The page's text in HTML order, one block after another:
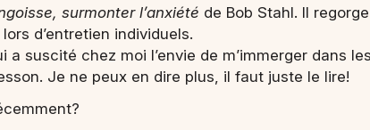
surmonter l’anxiété de Bob Stahl. Il
d’entretien individuels.
suscité chez moi l’envie de m’immerger dans
Je ne peux en dire plus, il faut juste le lire!